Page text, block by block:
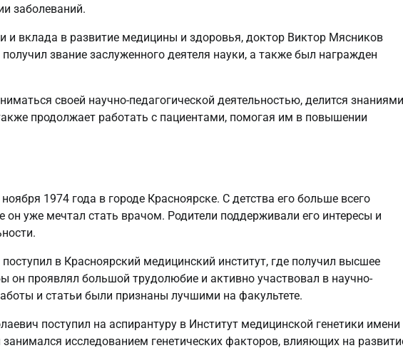
заболеваний.
и вклада в развитие медицины и здоровья, доктор Виктор Мясников
звание заслуженного деятеля науки, а также был награжден
своей научно-педагогической деятельностью, делится знаниями
продолжает работать с пациентами, помогая им в повышении
1974 года в городе Красноярске. С детства его больше всего
уже мечтал стать врачом. Родители поддерживали его интересы и
в Красноярский медицинский институт, где получил высшее
он проявлял большой трудолюбие и активно участвовал в научно-
и статьи были признаны лучшими на факультете.
поступил на аспирантуру в Институт медицинской генетики имени
исследованием генетических факторов, влияющих на